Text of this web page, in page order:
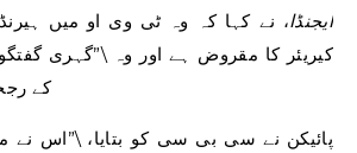
ایجنڈا، نے کہا کہ وہ ٹی وی او میں
کیریئر کا مقروض ہے اور وہ \”گہری
کے
پائیکن نے سی بی سی کو بتایا، \”اس نے